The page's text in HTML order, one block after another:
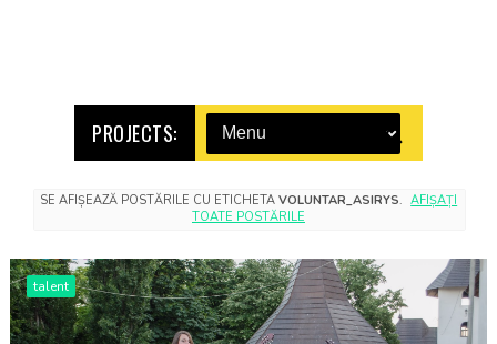
PROJECTS:
SE AFIȘEAZĂ POSTĂRILE CU ETICHETA VOLUNTAR_ASIRYS. AFIȘAȚI
TOATE POSTĂRILE
talent